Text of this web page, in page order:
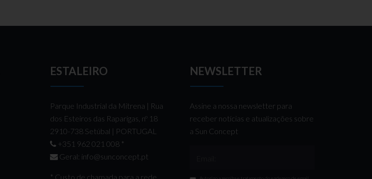
ESTALEIRO
Parque Industrial da Mitrena | Rua
dos Esteiros das Raparigas, nº 18
2910-738 Setúbal | PORTUGAL
+351 962 021 008 *
Geral: info@sunconcept.pt
* Custo de chamada para a rede
NEWSLETTER
Assine a nossa newsletter para
receber notícias e atualizações sobre
a Sun Concept